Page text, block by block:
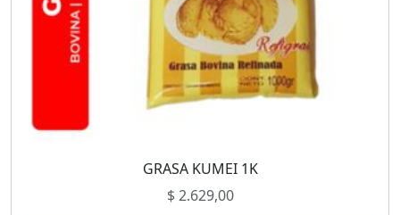
GRASA KUMEI 1K
$2.629,00